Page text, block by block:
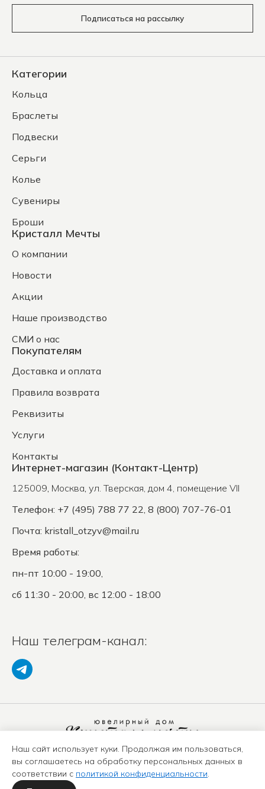
Подписаться на рассылку
Категории
Кольца
Браслеты
Подвески
Серьги
Колье
Сувениры
Броши
Кристалл Мечты
О компании
Новости
Акции
Наше производство
СМИ о нас
Покупателям
Доставка и оплата
Правила возврата
Реквизиты
Услуги
Контакты
Интернет-магазин (Контакт-Центр)
125009, Москва, ул. Тверская, дом 4, помещение VII
Телефон: +7 (495) 788 77 22, 8 (800) 707-76-01
Почта: kristall_otzyv@mail.ru
Время работы:
пн-пт 10:00 - 19:00,
сб 11:30 - 20:00, вс 12:00 - 18:00
Наш телеграм-канал:
Политика конфиденциальности
Положение о защите ПД
Оферта
Наш сайт использует куки. Продолжая им пользоваться,
вы соглашаетесь на обработку персональных данных в
соответствии с политикой конфиденциальности.